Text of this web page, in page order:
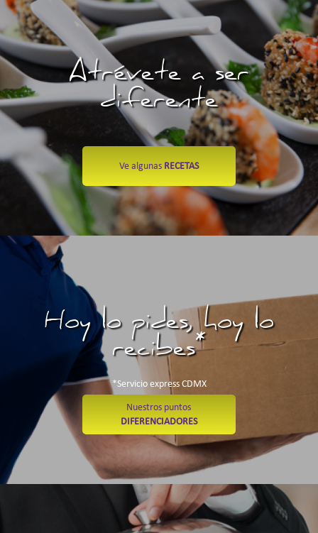
Atrévete a ser
diferente
Ve algunas RECETAS
Hoy lo pides, hoy lo
recibes*
*Servicio express CDMX
Nuestros puntos
DIFERENCIADORES